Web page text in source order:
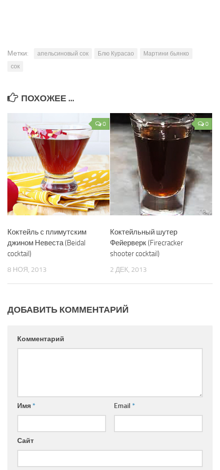
Метки: апельсиновый сок Блю Курасао
Мартини бьянко
сок
ПОХОЖЕЕ ...
0
Коктейль с плимутским
джином Невеста (Beidal
cocktail)
8 НОЯ, 2013
0
Коктейльный шутер
Фейерверк (Firecracker
shooter cocktail)
2 ДЕК, 2013
ДОБАВИТЬ КОММЕНТАРИЙ
Комментарий
Имя* Email *
Сайт